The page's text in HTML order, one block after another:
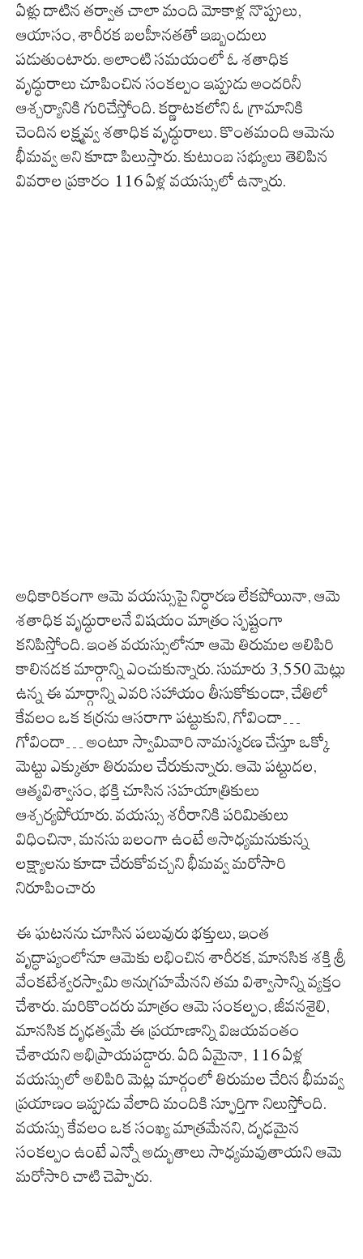
ఏళ్లు దాటిన తర్వాత చాలా మంది మోకాళ్ల నొప్పులు,
ఆయాసం, శారీరక బలహీనతతో ఇబ్బందులు
పడుతుంటారు. అలాంటి సమయంలో ఓ శతాధిక
వృద్ధురాలు చూపించిన సంకల్పం ఇప్పుడు అందరినీ
ఆశ్చర్యానికి గురిచేస్తోంది. కర్ణాటకలోని ఓ గ్రామానికి
చెందిన లక్ష్మవ్వ శతాధిక వృద్ధురాలు. కొంతమంది ఆమెను
భీమవ్వ అని కూడా పిలుస్తారు. కుటుంబ సభ్యులు తెలిపిన
వివరాల ప్రకారం 116 ఏళ్ల వయస్సులో ఉన్నారు.
అధికారికంగా ఆమె వయస్సుపై నిర్ధారణ లేకపోయినా, ఆమె
శతాధిక వృద్ధురాలనే విషయం మాత్రం స్పష్టంగా
కనిపిస్తోంది. ఇంత వయస్సులోనూ ఆమె తిరుమల అలిపిరి
కాలినడక మార్గాన్ని ఎంచుకున్నారు. సుమారు 3,550 మెట్లు
ఉన్న ఈ మార్గాన్ని ఎవరి సహాయం తీసుకోకుండా, చేతిలో
కేవలం ఒక కర్రను ఆసరాగా పట్టుకుని, గోవిందా…
గోవిందా… అంటూ స్వామివారి నామస్మరణ చేస్తూ ఒక్కో
మెట్టు ఎక్కుతూ తిరుమల చేరుకున్నారు. ఆమె పట్టుదల,
ఆత్మవిశ్వాసం, భక్తి చూసిన సహయాత్రికులు
ఆశ్చర్యపోయారు. వయస్సు శరీరానికి పరిమితులు
విధించినా, మనసు బలంగా ఉంటే అసాధ్యమనుకున్న
లక్ష్యాలను కూడా చేరుకోవచ్చని భీమవ్వ మరోసారి
నిరూపించారు
ఈ ఘటనను చూసిన పలువురు భక్తులు, ఇంత
వృద్ధాప్యంలోనూ ఆమెకు లభించిన శారీరక, మానసిక శక్తి శ్రీ
వేంకటేశ్వరస్వామి అనుగ్రహమేనని తమ విశ్వాసాన్ని వ్యక్తం
చేశారు. మరికొందరు మాత్రం ఆమె సంకల్పం, జీవనశైలి,
మానసిక దృఢత్వమే ఈ ప్రయాణాన్ని విజయవంతం
చేశాయని అభిప్రాయపడ్డారు. ఏది ఏమైనా, 116 ఏళ్ల
వయస్సులో అలిపిరి మెట్ల మార్గంలో తిరుమల చేరిన భీమవ్వ
ప్రయాణం ఇప్పుడు వేలాది మందికి స్ఫూర్తిగా నిలుస్తోంది.
వయస్సు కేవలం ఒక సంఖ్య మాత్రమేనని, దృఢమైన
సంకల్పం ఉంటే ఎన్నో అద్భుతాలు సాధ్యమవుతాయని ఆమె
మరోసారి చాటి చెప్పారు.